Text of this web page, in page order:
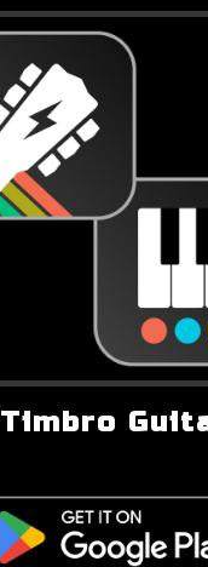
Timbro